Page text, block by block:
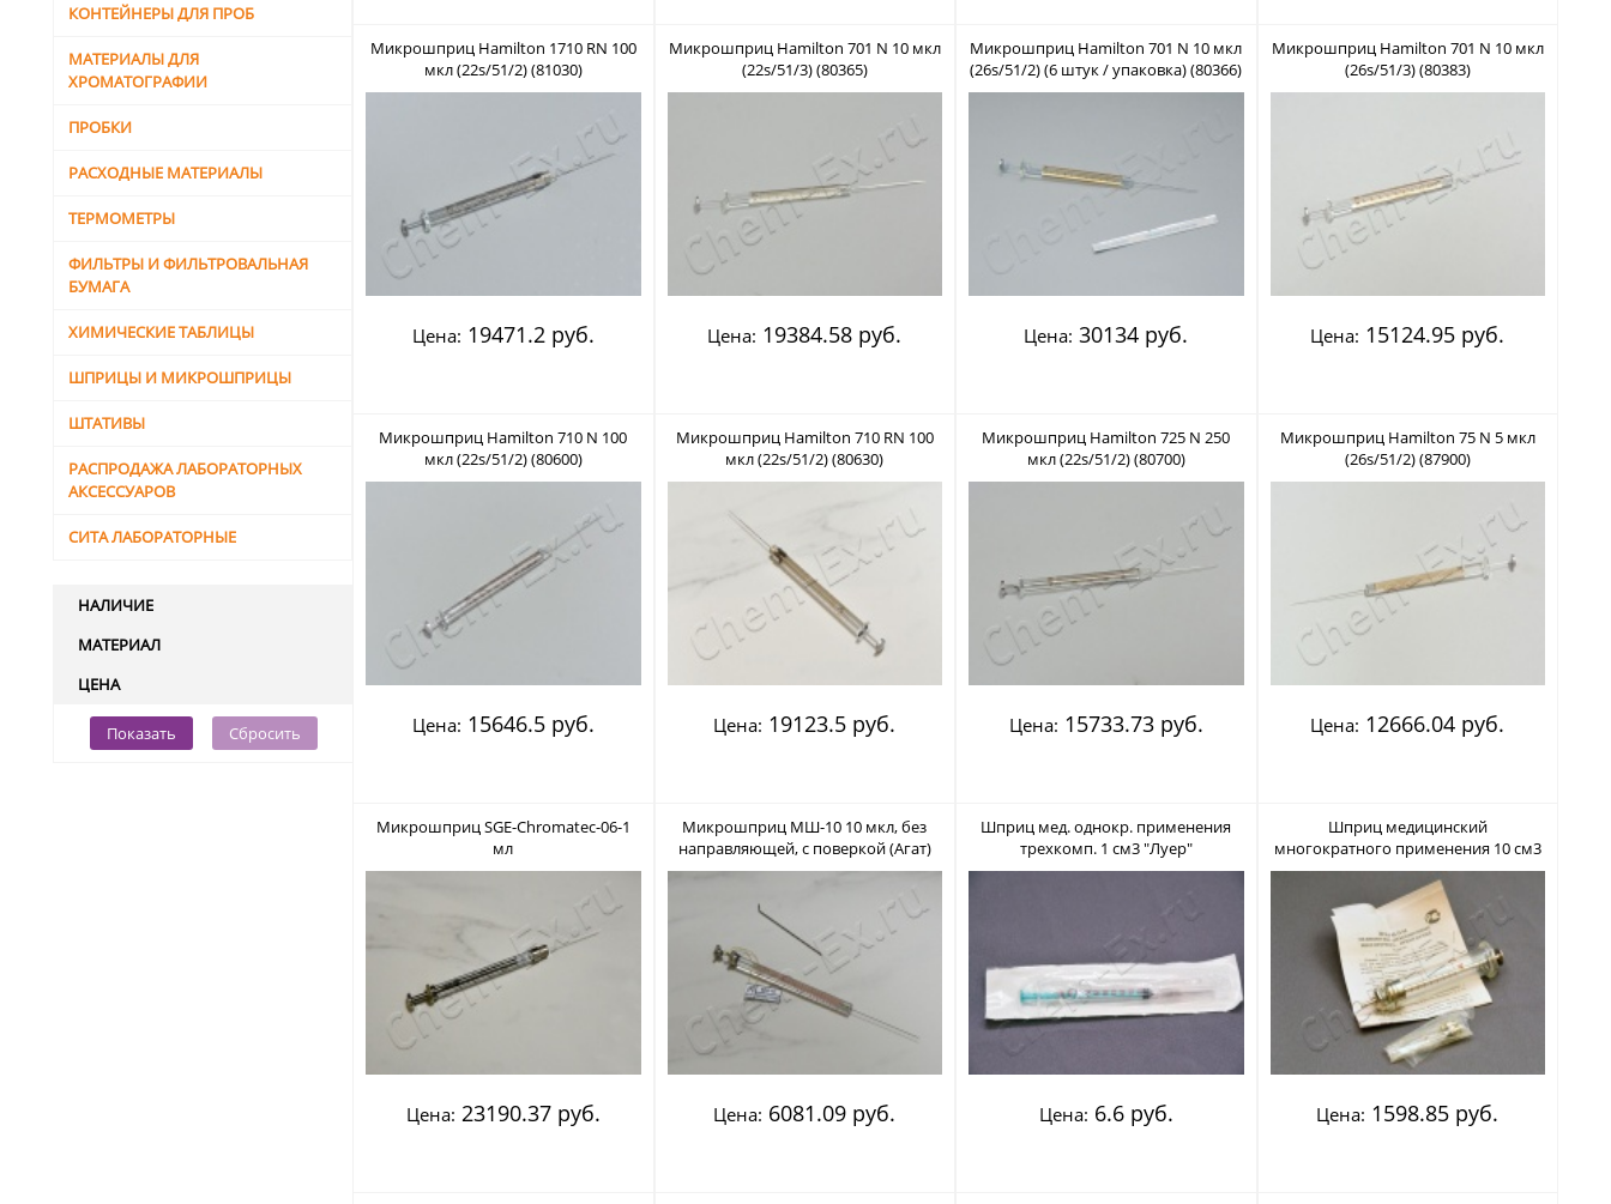
КОНТЕЙНЕРЫ ДЛЯ ПРОБ
МАТЕРИАЛЫ ДЛЯ
ХРОМАТОГРАФИИ
ПРОБКИ
РАСХОДНЫЕ МАТЕРИАЛЫ
ТЕРМОМЕТРЫ
ФИЛЬТРЫ И ФИЛЬТРОВАЛЬНАЯ
БУМАГА
ХИМИЧЕСКИЕ ТАБЛИЦЫ
ШПРИЦЫ И МИКРОШПРИЦЫ
ШТАТИВЫ
РАСПРОДАЖА ЛАБОРАТОРНЫХ
АКСЕССУАРОВ
СИТА ЛАБОРАТОРНЫЕ
НАЛИЧИЕ
МАТЕРИАЛ
ЦЕНА
Показать Сбросить
Микрошприц Hamilton 1710 RN 100
мкл (22s/51/2) (81030)
Цена: 19471.2 руб.
Микрошприц Hamilton 701 N 10 мкл
(22s/51/3) (80365)
Цена: 19384.58 руб.
Микрошприц Hamilton 701 N 10 мкл
(26s/51/2) (6 штук / упаковка) (80366)
Цена: 30134 руб.
Микрошприц Hamilton 701 N 10 мкл
(26s/51/3) (80383)
Цена: 15124.95 руб.
Микрошприц Hamilton 710 N 100
мкл (22s/51/2) (80600)
Цена: 15646.5 руб.
Микрошприц Hamilton 710 RN 100
мкл (22s/51/2) (80630)
Цена: 19123.5 руб.
Микрошприц Hamilton 725 N 250
мкл (22s/51/2) (80700)
Цена: 15733.73 руб.
Микрошприц Hamilton 75 N 5 мкл
(26s/51/2) (87900)
Цена: 12666.04 руб.
Микрошприц SGE-Chromatec-06-1
мл
Цена: 23190.37 руб.
Микрошприц МШ-10 10 мкл, без
направляющей, c поверкой (Агат)
Цена: 6081.09 руб.
Шприц мед. однокр. применения
трехкомп. 1 см3 "Луер"
инсулиновый с иглой 0,4х12 мм
Цена: 6.6 руб.
Шприц медицинский
многократного применения 10 см3
типа "Рекорд"
Цена: 1598.85 руб.